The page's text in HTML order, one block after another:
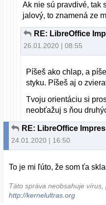
Ak nie sú pravdivé, tak
jalový, to znamená ze
26.01.2020 | 08:55
Píšeš ako chlap, a
styku. Píšeš aj o
Tvoju orientáciu si
neobťažuj s ňou
24.01.2020 | 16:50
To je mi ľúto, že som ťa
Táto správa neobsahuje
http://kernelultras.org